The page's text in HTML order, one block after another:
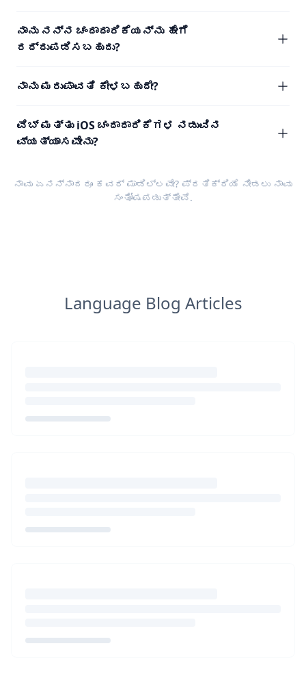
ನಾನು ನನ್ನ ಚಂದಾದಾರಿಕೆಯನ್ನು ಹೇಗೆ
ರದ್ದುಪಡಿಸಬಹುದು?
ನಾನು ಮರುಪಾವತಿ ಕೇಳಬಹುದೇ?
ವೆಬ್ ಮತ್ತು iOS ಚಂದಾದಾರಿಕೆಗಳ ನಡುವಿನ
ವ್ಯತ್ಯಾಸವೇನು?
ನಾವು ಏನನ್ನಾದರೂ ಕವರ್ ಮಾಡಿಲ್ಲವೇ? ಪ್ರತಿಕ್ರಿಯೆ ನೀಡಲು ನಾವು
ಸಂತೋಷಪಡುತ್ತೇವೆ.
Language Blog Articles